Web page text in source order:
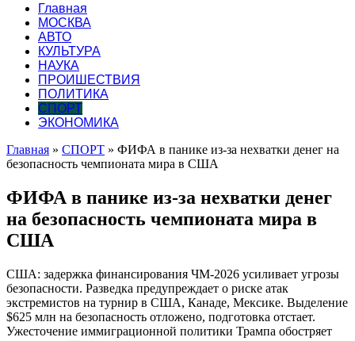
Главная
МОСКВА
АВТО
КУЛЬТУРА
НАУКА
ПРОИШЕСТВИЯ
ПОЛИТИКА
СПОРТ
ЭКОНОМИКА
Главная » СПОРТ » ФИФА в панике из-за нехватки денег на
безопасность чемпионата мира в США
ФИФА в панике из-за нехватки денег
на безопасность чемпионата мира в
США
США: задержка финансирования ЧМ-2026 усиливает угрозы
безопасности. Разведка предупреждает о риске атак
экстремистов на турнир в США, Канаде, Мексике. Выделение
$625 млн на безопасность отложено, подготовка отстает.
Ужесточение иммиграционной политики Трампа обостряет